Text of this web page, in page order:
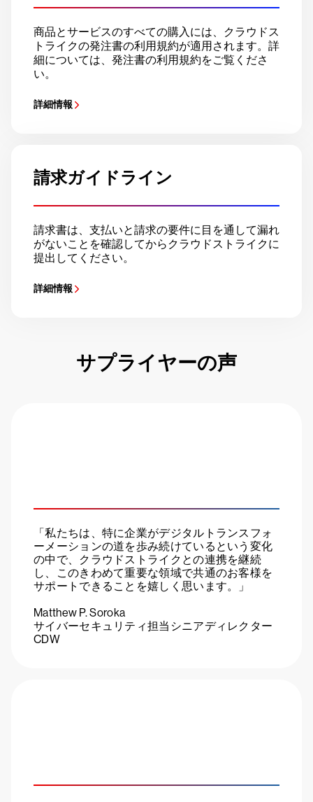
商品とサービスのすべての購入には、クラウドス
トライクの発注書の利用規約が適用されます。詳
細については、発注書の利用規約をご覧くださ
い。
詳細情報
請求ガイドライン
請求書は、支払いと請求の要件に目を通して漏れ
がないことを確認してからクラウドストライクに
提出してください。
詳細情報
サプライヤーの声
「私たちは、特に企業がデジタルトランスフォ
ーメーションの道を歩み続けているという変化
の中で、クラウドストライクとの連携を継続
し、このきわめて重要な領域で共通のお客様を
サポートできることを嬉しく思います。」
Matthew P. Soroka
サイバーセキュリティ担当シニアディレクター
CDW